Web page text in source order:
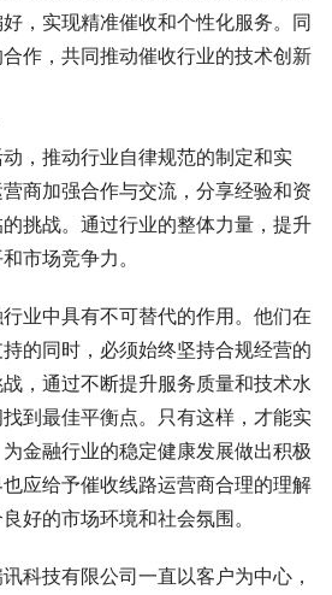
，实现精准催收和个性化服务。同
作，共同推动催收行业的技术创新
，推动行业自律规范的制定和实
商加强合作与交流，分享经验和资
挑战。通过行业的整体力量，提升
市场竞争力。
业中具有不可替代的作用。他们在
的同时，必须始终坚持合规经营的
，通过不断提升服务质量和技术水
到最佳平衡点。只有这样，才能实
金融行业的稳定健康发展做出积极
应给予催收线路运营商合理的理解
好的市场环境和社会氛围。
科技有限公司一直以客户为中心，